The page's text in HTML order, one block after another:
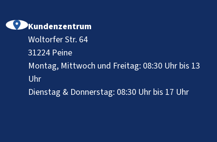
Kundenzentrum
Woltorfer Str. 64
31224 Peine
Montag, Mittwoch und Freitag: 08:30 Uhr bis 13
Uhr
Dienstag & Donnerstag: 08:30 Uhr bis 17 Uhr